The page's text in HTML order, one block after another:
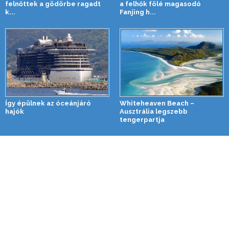
felnőttek a gödörbe ragadt
k...
a felhők fölé magasodó
Fanjing h...
Így épülnek az óceánjáró
hajók
Whiteheaven Beach –
Ausztrália legszebb
tengerpartja